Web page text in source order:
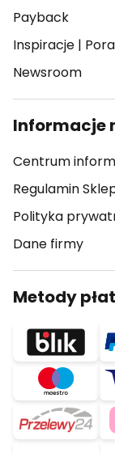
Payback
Inspiracje |
Newsroom
Informacje
Centrum
Regulamin
Polityka
Dane firmy
Metody